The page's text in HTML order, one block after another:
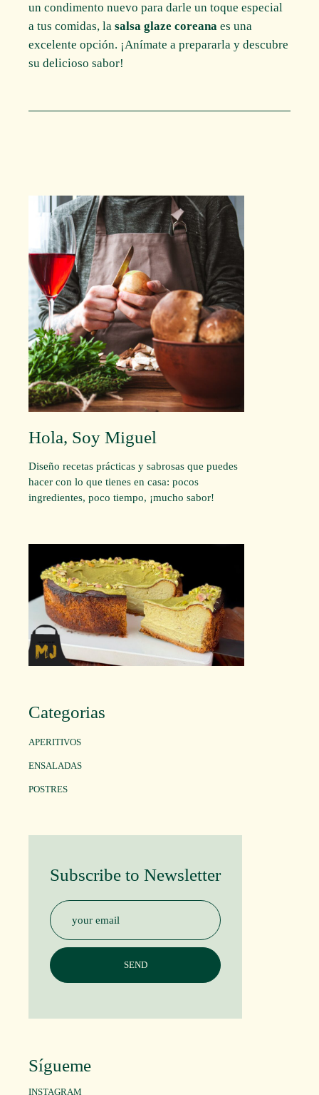
un condimento nuevo para darle un toque especial
a tus comidas, lasalsa glaze coreana es una
excelente opción. ¡Anímate a prepararla y descubre
su delicioso sabor!
Hola, Soy Miguel
Diseño recetas prácticas y sabrosas que puedes
hacer con lo que tienes en casa: pocos
ingredientes, poco tiempo, ¡mucho sabor!
Categorias
APERITIVOS
ENSALADAS
POSTRES
Subscribe to Newsletter
Sígueme
INSTAGRAM